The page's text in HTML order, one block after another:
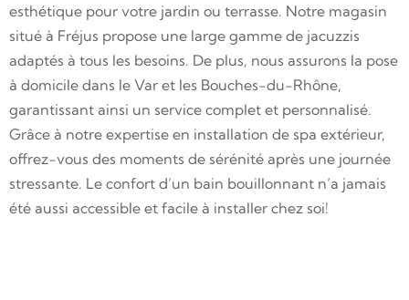
esthétique pour votre jardin ou terrasse. Notre magasin
situé à Fréjus propose une large gamme de jacuzzis
adaptés à tous les besoins. De plus, nous assurons la pose
à domicile dans le Var et les Bouches-du-Rhône,
garantissant ainsi un service complet et personnalisé.
Grâce à notre expertise en installation de spa extérieur,
offrez-vous des moments de sérénité après une journée
stressante. Le confort d’un bain bouillonnant n’a jamais
été aussi accessible et facile à installer chez soi!